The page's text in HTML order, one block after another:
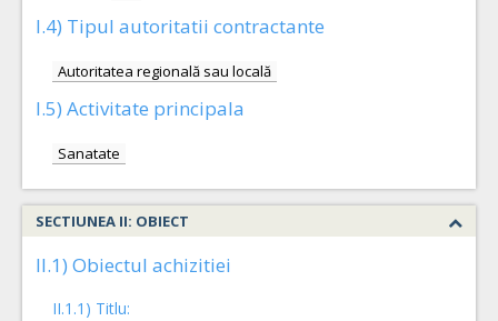
I.4) Tipul autoritatii contractante
Autoritatea regională sau locală
I.5) Activitate principala
Sanatate
SECTIUNEA II: OBIECT
II.1) Obiectul achizitiei
II.1.1) Titlu: